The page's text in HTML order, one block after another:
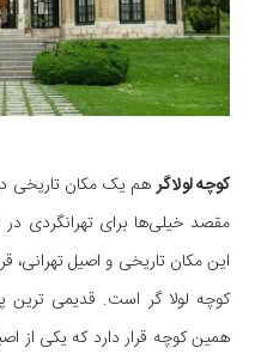
کوچه لولاگرهم یک مکان تاریخی
مقصد خیلی‌ها برای تهرانگردی‌
این مکان تاریخی و اصیل تهرانی،
کوچه لولا گر است. قدیمی ترین
همین کوچه قرار دارد که یکی از